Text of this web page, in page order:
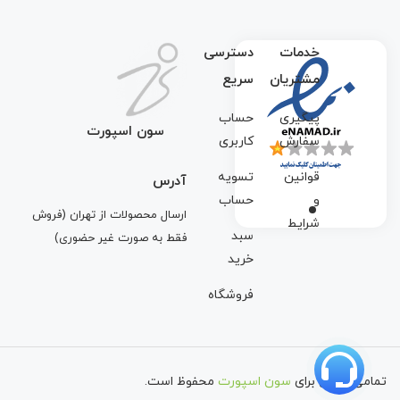
خدمات
مشتریان
پیگیری
سفارش
قوانین
و
شرایط
دسترسی
سریع
حساب
کاربری
تسویه
حساب
سبد
خرید
فروشگاه
سون اسپورت
آدرس
ارسال محصولات از تهران (فروش
فقط به صورت غیر حضوری)
تمامی حقوق برای سون اسپورت محفوظ است.